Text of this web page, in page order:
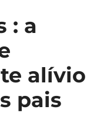
: a
alívio
pais